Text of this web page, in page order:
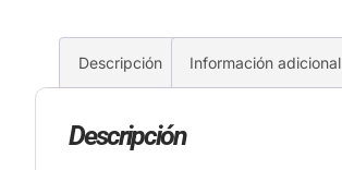
Descripción Información adicional
Descripción